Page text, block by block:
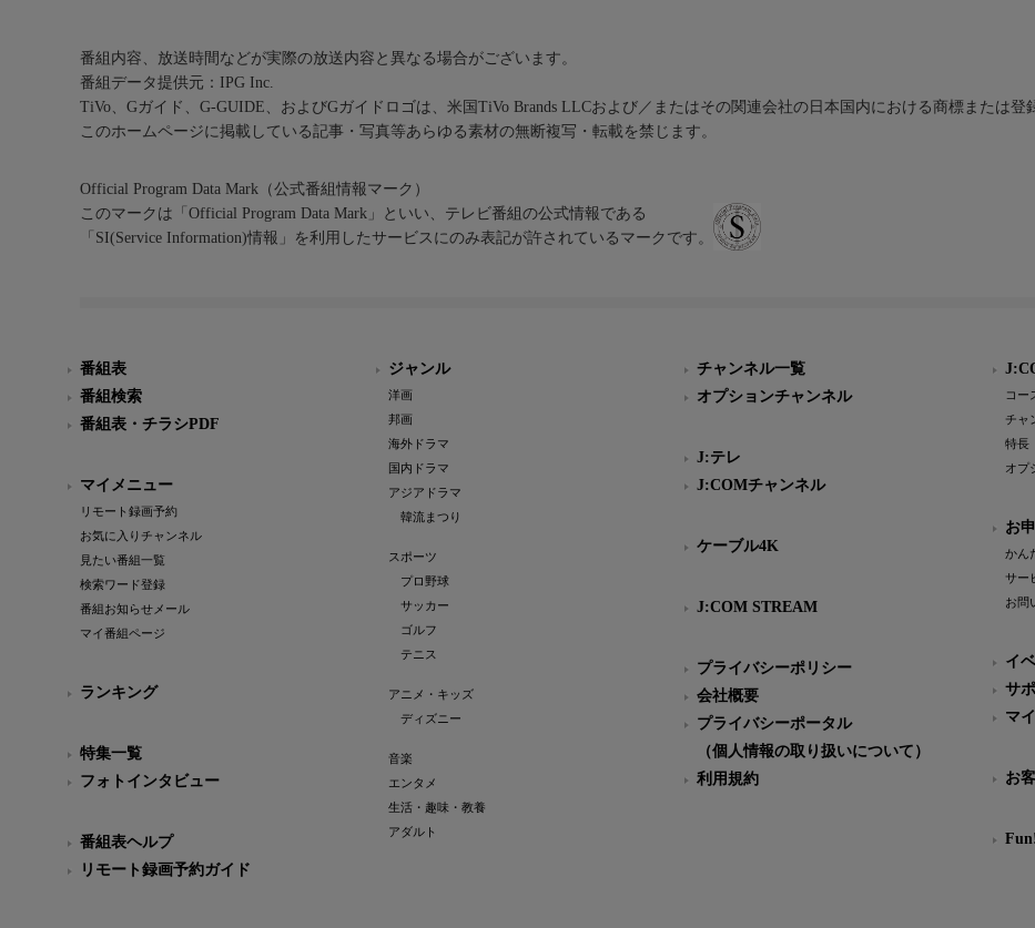
番組内容、放送時間などが実際の放送内容と異なる場合がございます。
番組データ提供元：IPG Inc.
TiVo、Gガイド、G-GUIDE、およびGガイドロゴは、米国TiVo Brands LLCおよび／またはその関連会社の日本国内における商標または登
このホームページに掲載している記事・写真等あらゆる素材の無断複写・転載を禁じます。
Official Program Data Mark（公式番組情報マーク）
このマークは「Official Program Data Mark」といい、テレビ番組の公式情報である
「SI(Service Information)情報」を利用したサービスにのみ表記が許されているマークです。
番組表
番組検索
番組表・チラシPDF
マイメニュー
リモート録画予約
お気に入りチャンネル
見たい番組一覧
検索ワード登録
番組お知らせメール
マイ番組ページ
ランキング
特集一覧
フォトインタビュー
番組表ヘルプ
リモート録画予約ガイド
ジャンル
洋画
邦画
海外ドラマ
国内ドラマ
アジアドラマ
韓流まつり
スポーツ
プロ野球
サッカー
ゴルフ
テニス
アニメ・キッズ
ディズニー
音楽
エンタメ
生活・趣味・教養
アダルト
チャンネル一覧
オプションチャンネル
J:テレ
J:COMチャンネル
ケーブル4K
J:COM STREAM
プライバシーポリシー
会社概要
プライバシーポータル
（個人情報の取り扱いについて）
利用規約
コー
チャ
特長
オプ
お
かん
サー
お問
イ
サ
マ
お